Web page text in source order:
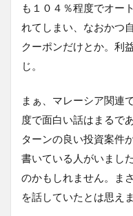
も１０４％程度でオー
れてしまい、なおかつ
クーポンだけとか。利
じ。
まぁ、マレーシア関連
度で面白い話はまるで
ターンの良い投資案件
書いている人がいまし
のかもしれません。ま
を話していたとは思え